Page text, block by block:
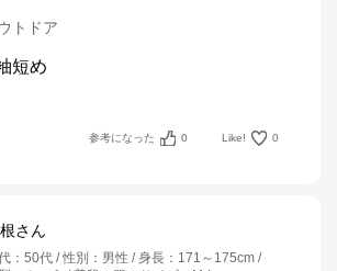
トドア
短め
参考になった 0 Like! 0
さん
： 50代 性別 ： 男性 身長 ： 171～175cm